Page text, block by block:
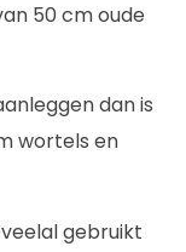
50 cm oude
dan is
wortels en
gebruikt